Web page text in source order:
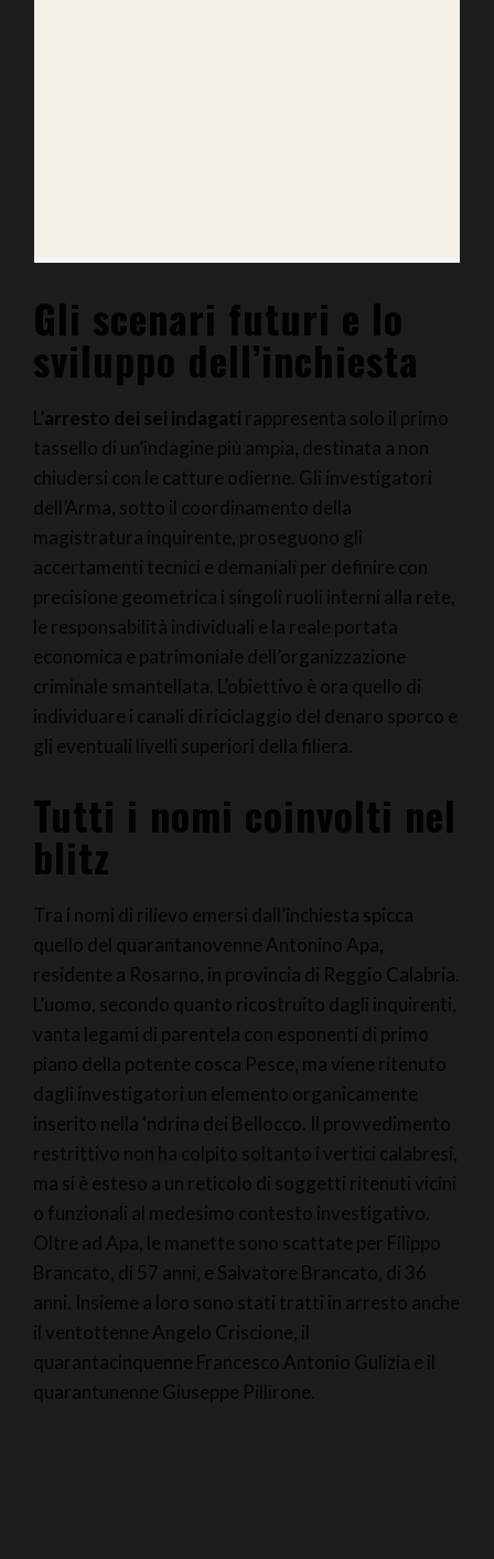
Gli scenari futuri e lo
sviluppo dell’inchiesta
L’arresto dei sei indagati
rappresenta solo il primo
chiudersi con le catture odierne. Gli investigatori
dell’Arma, sotto il coordinamento della
magistratura inquirente, proseguono gli
accertamenti tecnici e demaniali per definire con
precisione geometrica i singoli ruoli interni alla rete,
le responsabilità individuali e la reale portata
economica e patrimoniale dell’organizzazione
criminale smantellata. L’obiettivo è ora quello di
individuare i canali di riciclaggio del denaro sporco e
gli eventuali livelli superiori della filiera.
Tutti i nomi coinvolti nel
blitz
Tra i nomi di rilievo emersi dall’inchiesta spicca
residente a Rosarno, in provincia di Reggio Calabria.
L’uomo, secondo quanto ricostruito dagli inquirenti,
vanta legami di parentela con esponenti di primo
piano della potente cosca Pesce, ma viene ritenuto
dagli investigatori un elemento organicamente
inserito nella ‘ndrina dei Bellocco. Il provvedimento
restrittivo non ha colpito soltanto i vertici calabresi,
ma si è esteso a un reticolo di soggetti ritenuti vicini
o funzionali al medesimo contesto investigativo.
Oltre ad Apa, le manette sono scattate per Filippo
Brancato, di 57 anni, e Salvatore Brancato, di 36
anni. Insieme a loro sono stati tratti in arresto anche
il ventottenne Angelo Criscione, il
quarantacinquenne Francesco Antonio Gulizia e il
quarantunenne Giuseppe Pillirone.